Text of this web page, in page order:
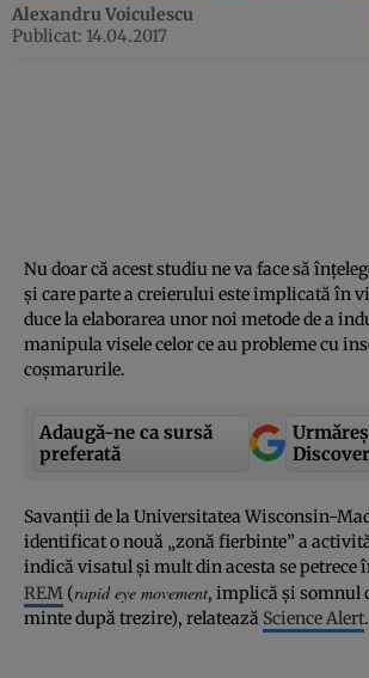
Alexandru Voiculescu
Publicat: 14.04.2017
Nu doar că acest studiu ne va face să
şi care parte a creierului este implicată în
duce la elaborarea unor noi metode de a
manipula visele celor ce au probleme cu
coşmarurile.
Adaugă-ne ca sursă
preferată
Discover
Savanţii de la Universitatea Wisconsin-
identificat o nouă „zonă fierbinte” a
indică visatul şi mult din acesta se petrece
REM (rapid eye movement, implică şi somnul
minte după trezire), relatează Science Alert.